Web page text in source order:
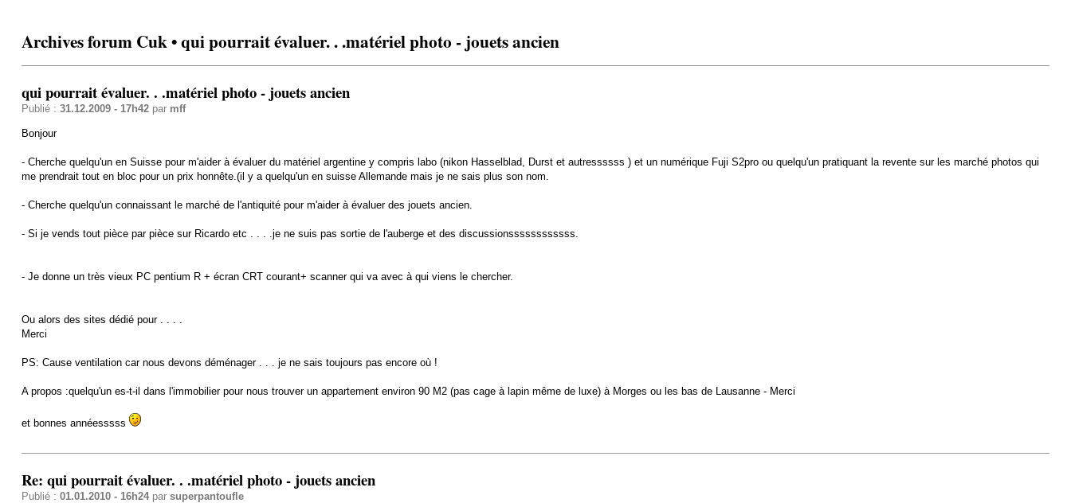
Archives forum Cuk • qui pourrait évaluer. . .matériel photo - jouets ancien
qui pourrait évaluer. . .matériel photo - jouets ancien
Publié : 31.12.2009 - 17h42par mff
Bonjour
- Cherche quelqu'un en Suisse pour m'aider à évaluer du matériel argentine y compris labo (nikon Hasselblad, Durst et autressssss ) et un numérique Fuji S2pro ou quelqu'un pratiquant la revente sur les marché photos qui
me prendrait tout en bloc pour un prix honnête.(il y a quelqu'un en suisse Allemande mais je ne sais plus son nom.
- Cherche quelqu'un connaissant le marché de l'antiquité pour m'aider à évaluer des jouets ancien.
- Si je vends tout pièce par pièce sur Ricardo etc . . . .je ne suis pas sortie de l'auberge et des discussionssssssssssss.
- Je donne un très vieux PC pentium R + écran CRT courant+ scanner qui va avec à qui viens le chercher.
Ou alors des sites dédié pour . . . .
Merci
PS: Cause ventilation car nous devons déménager . . . je ne sais toujours pas encore où !
A propos :quelqu'un es-t-il dans l'immobilier pour nous trouver un appartement environ 90 M2 (pas cage à lapin même de luxe) à Morges ou les bas de Lausanne - Merci
et bonnes annéesssss
Re: qui pourrait évaluer. . .matériel photo - jouets ancien
Publié : 01.01.2010 - 16h24par superpantoufle